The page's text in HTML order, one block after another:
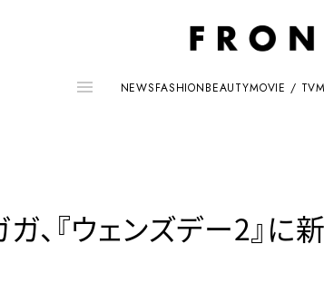
NEWSFASHIONBEAUTYMOVIE / TV
ガ、『ウェンズデー2』